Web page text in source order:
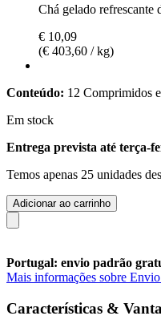
Chá gelado refrescante
€ 10,09
(€ 403,60 / kg)
Conteúdo: 12 Comprimidos
Em stock
Entrega prevista até terça-
Temos apenas 25 unidades
Adicionar ao carrinho
Portugal: envio padrão
Mais informações sobre
Características &